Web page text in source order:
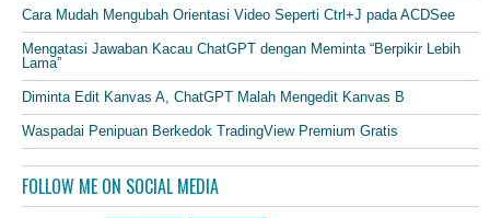
Cara Mudah Mengubah Orientasi Video Seperti Ctrl+J pada ACDSee
Mengatasi Jawaban Kacau ChatGPT dengan Meminta “Berpikir Lebih
Lama”
Diminta Edit Kanvas A, ChatGPT Malah Mengedit Kanvas B
Waspadai Penipuan Berkedok TradingView Premium Gratis
FOLLOW ME ON SOCIAL MEDIA